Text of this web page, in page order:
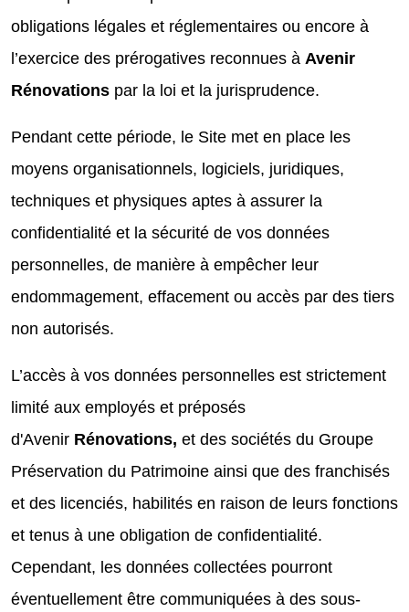
obligations légales et réglementaires ou encore à
l’exercice des prérogatives reconnues à Avenir
Rénovations par la loi et la jurisprudence.
Pendant cette période, le Site met en place les
moyens organisationnels, logiciels, juridiques,
techniques et physiques aptes à assurer la
confidentialité et la sécurité de vos données
personnelles, de manière à empêcher leur
endommagement, effacement ou accès par des tiers
non autorisés.
L’accès à vos données personnelles est strictement
limité aux employés et préposés
d'Avenir Rénovations, et des sociétés du Groupe
Préservation du Patrimoine ainsi que des franchisés
et des licenciés, habilités en raison de leurs fonctions
et tenus à une obligation de confidentialité.
Cependant, les données collectées pourront
éventuellement être communiquées à des sous-